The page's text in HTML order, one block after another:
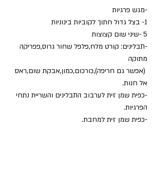
-מגש פרגיות
1- בצל גדול חתוך לקוביות בינוניות
5 -שיני שום קצוצות
-תבלינים: קורט מלח,פלפל שחור גרוס,פפריקה
מתוקה
(אפשר גם חריפה),כורכום,כמון,אבקת שום,ראס
אל חנות.
-כפית שמן זית לערבוב התבלינים והשריית נתחי
הפרגיות.
-כפית שמן זית למחבת.